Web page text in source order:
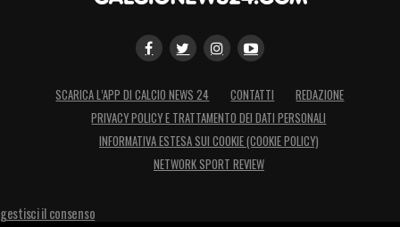
SCARICA L’APP DI CALCIO NEWS 24 CONTATTI
REDAZIONE
PRIVACY POLICY E TRATTAMENTO DEI DATI PERSONALI
INFORMATIVA ESTESA SUI COOKIE (COOKIE POLICY)
NETWORK SPORT REVIEW
gestisci il consenso